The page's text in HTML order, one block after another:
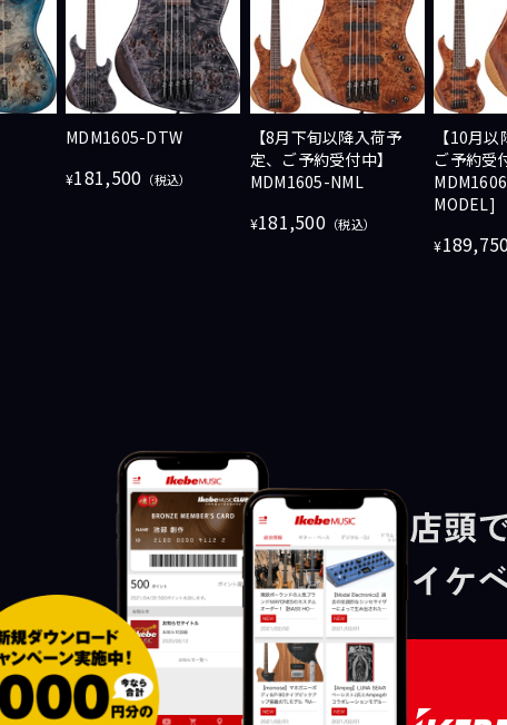
MDM1605-DTW
¥181,500 （税込）
【8月下旬以降入荷予
定、ご予約受付中】
MDM1605-NML
¥181,500 （税込）
【10月以
ご予約受
MODEL]
¥